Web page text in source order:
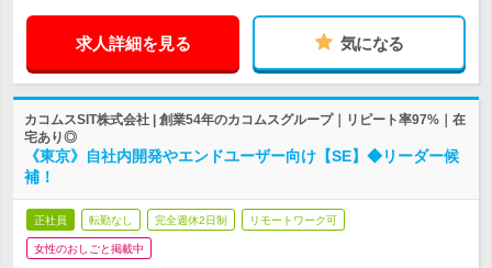
求人詳細を見る 気になる
カコムスSIT株式会社 | 創業54年のカコムスグループ｜リピート率97%｜在
宅あり◎
《東京》自社内開発やエンドユーザー向け【SE】◆リーダー候
補！
正社員 転勤なし 完全週休2日制 リモートワーク可
女性のおしごと掲載中